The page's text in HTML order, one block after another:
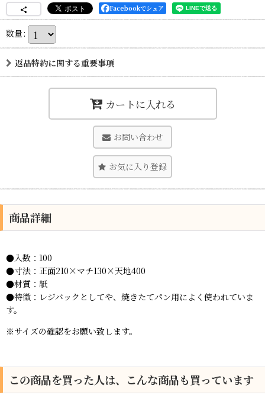
Facebookでシェア
数量:
返品特約に関する重要事項
カートに入れる
お問い合わせ
お気に入り登録
商品詳細
●入数：100
●寸法：正面210×マチ130×天地400
●材質：紙
●特徴：レジバックとしてや、焼きたてパン用によく使われていま
す。
※サイズの確認をお願い致します。
この商品を買った人は、こんな商品も買っています